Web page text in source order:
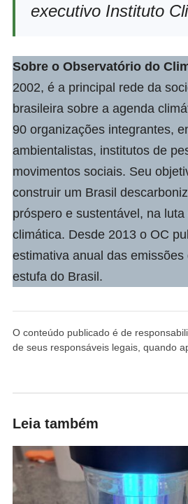
executivo Instituto
Sobre o Observatório do
2002, é a principal rede da
brasileira sobre a agenda
90 organizações integrantes,
ambientalistas, institutos de
movimentos sociais. Seu
construir um Brasil
próspero e sustentável, na
climática. Desde 2013 o OC
estimativa anual das
estufa do Brasil.
O conteúdo publicado é de
de seus responsáveis legais, quando
Leia também